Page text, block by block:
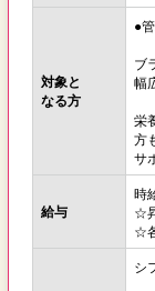
対象と
なる方
●
ブ
幅
栄
方
サ
給与
時
☆
☆
シ